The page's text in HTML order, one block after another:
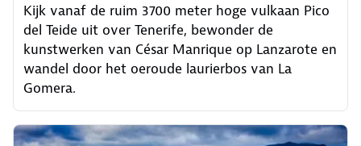
Kijk vanaf de ruim 3700 meter hoge vulkaan Pico
del Teide uit over Tenerife, bewonder de
kunstwerken van César Manrique op Lanzarote en
wandel door het oeroude laurierbos van La
Gomera.